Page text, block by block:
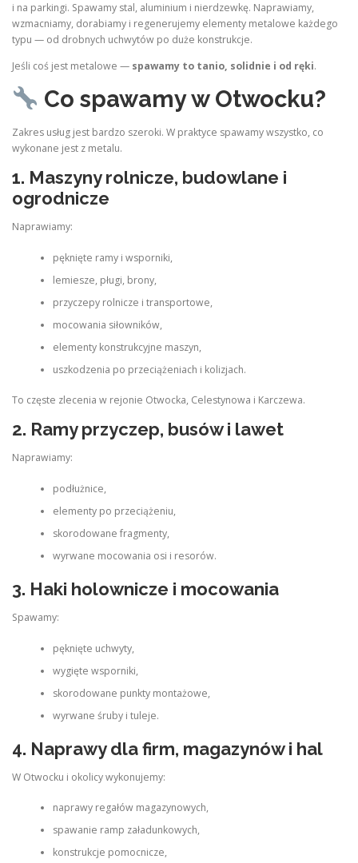
i na parkingi. Spawamy stal, aluminium i nierdzewkę. Naprawiamy,
wzmacniamy, dorabiamy i regenerujemy elementy metalowe każdego
typu — od drobnych uchwytów po duże konstrukcje.
Jeśli coś jest metalowe — spawamy to tanio, solidnie i od ręki.
Co spawamy w Otwocku?
Zakres usług jest bardzo szeroki. W praktyce spawamy wszystko, co
wykonane jest z metalu.
1. Maszyny rolnicze, budowlane i
ogrodnicze
Naprawiamy:
pęknięte ramy i wsporniki,
lemiesze, pługi, brony,
przyczepy rolnicze i transportowe,
mocowania siłowników,
elementy konstrukcyjne maszyn,
uszkodzenia po przeciążeniach i kolizjach.
To częste zlecenia w rejonie Otwocka, Celestynowa i Karczewa.
2. Ramy przyczep, busów i lawet
Naprawiamy:
podłużnice,
elementy po przeciążeniu,
skorodowane fragmenty,
wyrwane mocowania osi i resorów.
3. Haki holownicze i mocowania
Spawamy:
pęknięte uchwyty,
wygięte wsporniki,
skorodowane punkty montażowe,
wyrwane śruby i tuleje.
4. Naprawy dla firm, magazynów i hal
W Otwocku i okolicy wykonujemy:
naprawy regałów magazynowych,
spawanie ramp załadunkowych,
konstrukcje pomocnicze,